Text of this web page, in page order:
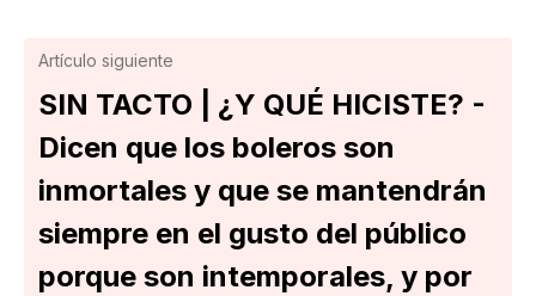
Artículo siguiente
SIN TACTO | ¿Y QUÉ HICISTE? -
Dicen que los boleros son
inmortales y que se mantendrán
siempre en el gusto del público
porque son intemporales, y por